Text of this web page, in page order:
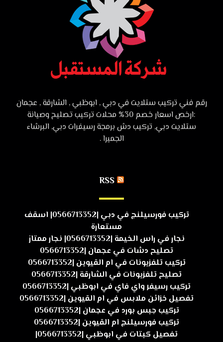
رقم فني تركيب ستلايت في دبي , ابوظبي , الشارقة , عجمان
:ارخص اسعار خصم 30% محلات تركيب تصليح وصيانة
ستلايت دبي, تركيب دش برمجة رسيفرات دبي, البرشاء
الجميرا .
RSS
تركيب فورسيلنج في دبي |0566713352| اسقف
مستعارة
نجار في راس الخيمة |0566713352| نجار ممتاز
تصليح دشات في عجمان |0566713352
تركيب تلفزيونات في ام القيوين |0566713352
تصليح تلفزيونات في الشارقة |0566713352
تركيب رسيفر واي فاي في ابوظبي |0566713352
تفصيل خزائن ملابس في ام القيوين |0566713352
تركيب جبس بورد في عجمان |0566713352
تركيب فورسيلنج ام القيوين |0566713352
تفصيل كبتات في ابوظبي |0566713352|